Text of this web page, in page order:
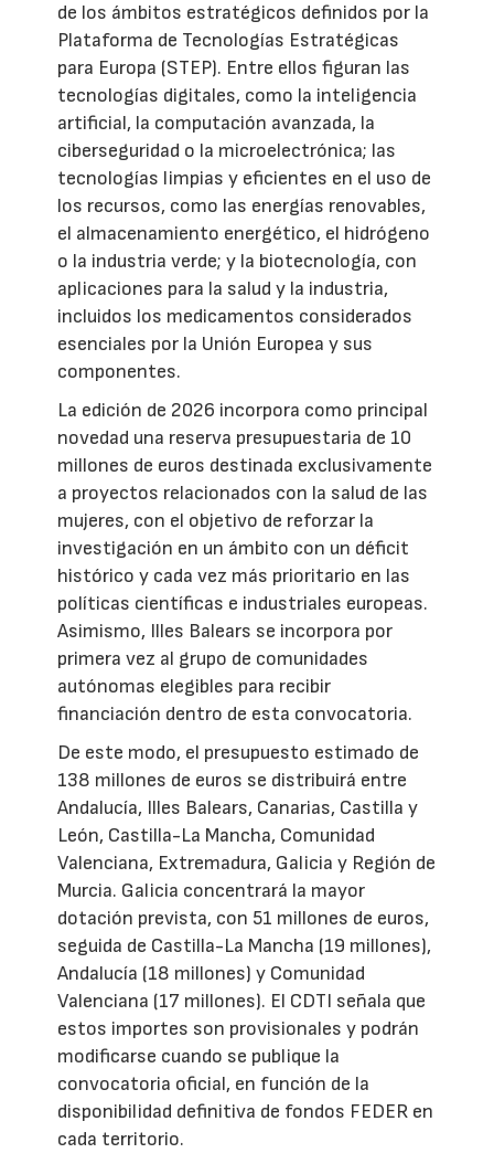
de los ámbitos estratégicos definidos por la
Plataforma de Tecnologías Estratégicas
para Europa (STEP). Entre ellos figuran las
tecnologías digitales, como la inteligencia
artificial, la computación avanzada, la
ciberseguridad o la microelectrónica; las
tecnologías limpias y eficientes en el uso de
los recursos, como las energías renovables,
el almacenamiento energético, el hidrógeno
o la industria verde; y la biotecnología, con
aplicaciones para la salud y la industria,
incluidos los medicamentos considerados
esenciales por la Unión Europea y sus
componentes.
La edición de 2026 incorpora como principal
novedad una reserva presupuestaria de 10
millones de euros destinada exclusivamente
a proyectos relacionados con la salud de las
mujeres, con el objetivo de reforzar la
investigación en un ámbito con un déficit
histórico y cada vez más prioritario en las
políticas científicas e industriales europeas.
Asimismo, Illes Balears se incorpora por
primera vez al grupo de comunidades
autónomas elegibles para recibir
financiación dentro de esta convocatoria.
De este modo, el presupuesto estimado de
138 millones de euros se distribuirá entre
Andalucía, Illes Balears, Canarias, Castilla y
León, Castilla-La Mancha, Comunidad
Valenciana, Extremadura, Galicia y Región de
Murcia. Galicia concentrará la mayor
dotación prevista, con 51 millones de euros,
seguida de Castilla-La Mancha (19 millones),
Andalucía (18 millones) y Comunidad
Valenciana (17 millones). El CDTI señala que
estos importes son provisionales y podrán
modificarse cuando se publique la
convocatoria oficial, en función de la
disponibilidad definitiva de fondos FEDER en
cada territorio.